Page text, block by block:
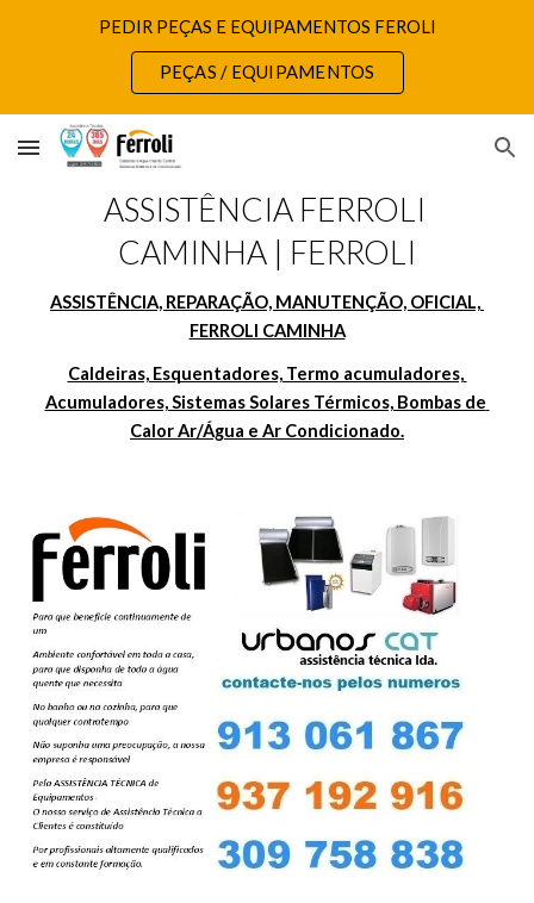
Skip to main content
PEDIR PEÇAS E EQUIPAMENTOS FEROLI
PEÇAS / EQUIPAMENTOS
ASSISTÊNCIA FERROLI
CAMINHA | FERROLI
ASSISTÊNCIA, REPARAÇÃO, MANUTENÇÃO, OFICIAL,
FERROLI CAMINHA
Caldeiras, Esquentadores, Termo acumuladores,
Acumuladores, Sistemas Solares Térmicos, Bombas de
Calor Ar/Água e Ar Condicionado.